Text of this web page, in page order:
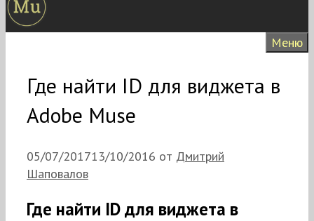
Меню
Где найти ID для виджета в
Adobe Muse
05/07/201713/10/2016 от Дмитрий
Шаповалов
Где найти ID для виджета в